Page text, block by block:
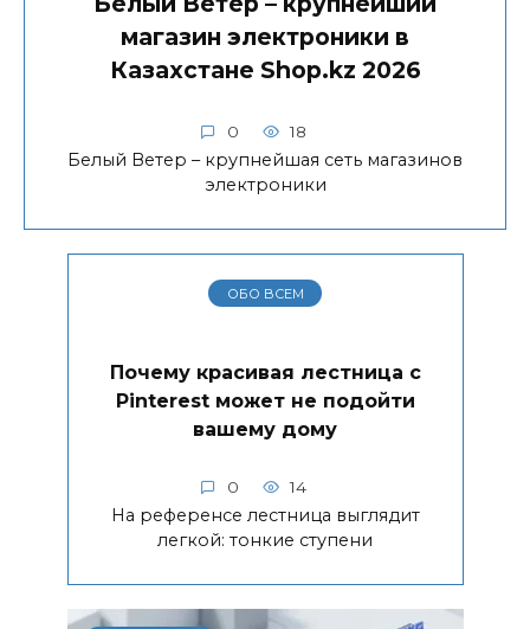
магазин электроники в
Казахстане Shop.kz 2026
0 18
Белый Ветер – крупнейшая сеть магазинов
электроники
ОБО ВСЕМ
Почему красивая лестница с
Pinterest может не подойти
вашему дому
0 14
На референсе лестница выглядит
легкой: тонкие ступени